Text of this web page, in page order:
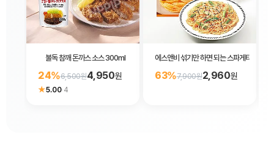
불독 참깨 돈까스 소스 300ml
24%6,500원4,950원
★5.00·4
에스앤비 섞기만 하면 되는 스파게티 소스
63%7,900원2,960원